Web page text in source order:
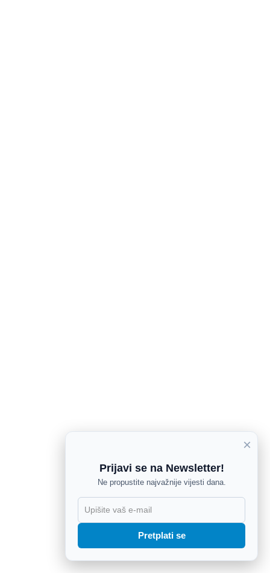
×
Prijavi se na Newsletter!
Ne propustite najvažnije vijesti dana.
Pretplati se